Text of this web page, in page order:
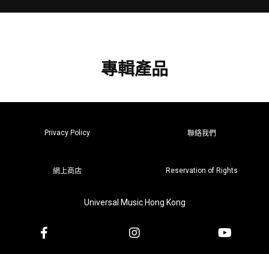
專輯產品
Privacy Policy 聯絡我們
網上商店 Reservation of Rights
Universal Music Hong Kong